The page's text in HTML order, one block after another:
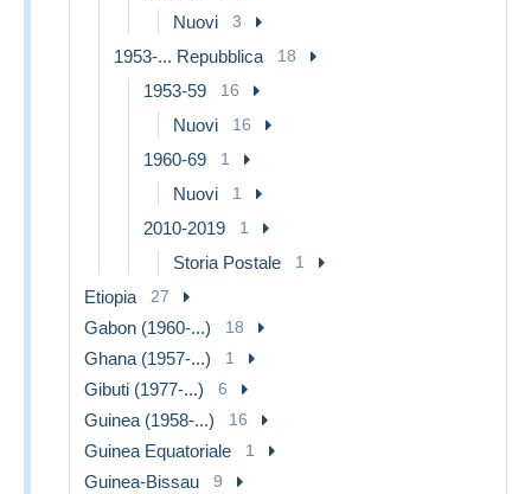
Nuovi 3
1953-... Repubblica 18
1953-59 16
Nuovi 16
1960-69 1
Nuovi 1
2010-2019 1
Storia Postale 1
Etiopia 27
Gabon (1960-...) 18
Ghana (1957-...) 1
Gibuti (1977-...) 6
Guinea (1958-...) 16
Guinea Equatoriale 1
Guinea-Bissau 9